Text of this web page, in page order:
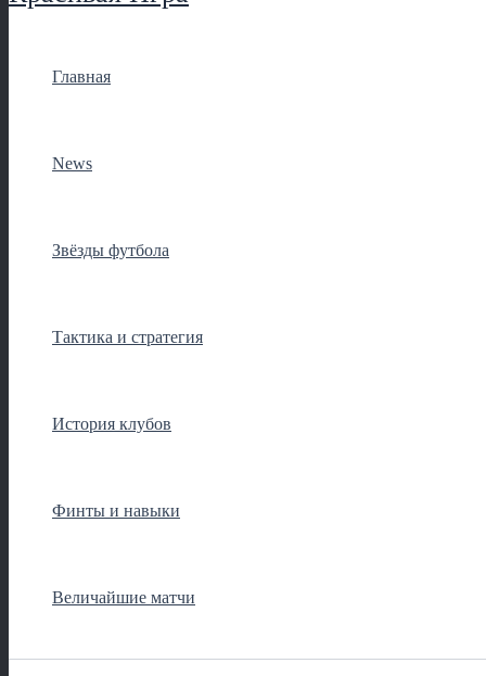
Главная
News
Звёзды футбола
Тактика и стратегия
История клубов
Финты и навыки
Величайшие матчи